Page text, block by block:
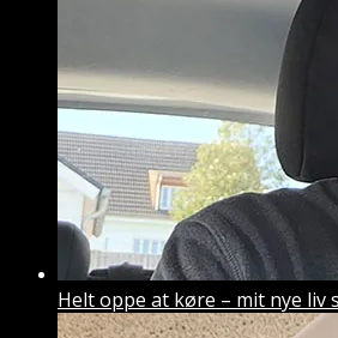
Helt oppe at køre – mit nye liv